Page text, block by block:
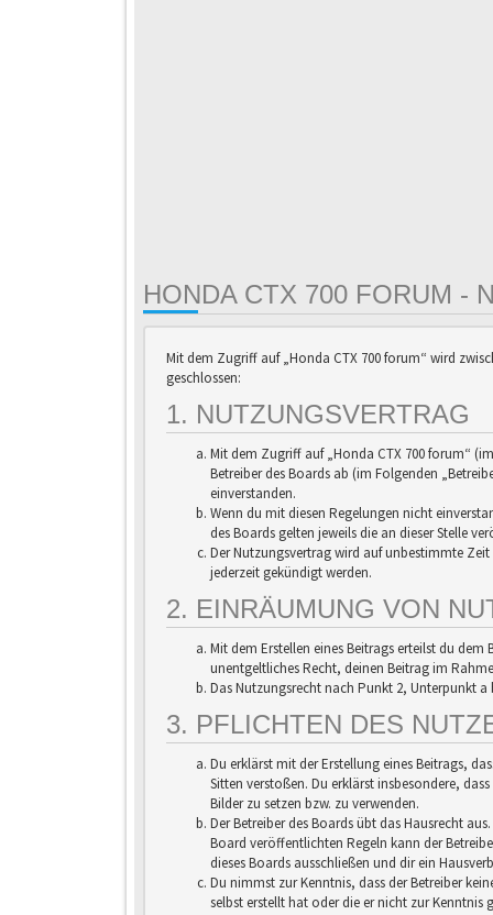
HONDA CTX 700 FORUM -
Mit dem Zugriff auf „Honda CTX 700 forum“ wird
geschlossen:
1. NUTZUNGSVERTRAG
Mit dem Zugriff auf „Honda CTX 700 forum“
Betreiber des Boards ab (im Folgenden
einverstanden.
Wenn du mit diesen Regelungen nicht
des Boards gelten jeweils die an dieser Stelle
Der Nutzungsvertrag wird auf unbestimmte
jederzeit gekündigt werden.
2. EINRÄUMUNG VON
Mit dem Erstellen eines Beitrags erteilst du
unentgeltliches Recht, deinen Beitrag im
Das Nutzungsrecht nach Punkt 2, Unterpunkt
3. PFLICHTEN DES
Du erklärst mit der Erstellung eines Beitrags,
Sitten verstoßen. Du erklärst insbesondere,
Bilder zu setzen bzw. zu verwenden.
Der Betreiber des Boards übt das Hausrecht
Board veröffentlichten Regeln kann der
dieses Boards ausschließen und dir ein
Du nimmst zur Kenntnis, dass der Betreiber
selbst erstellt hat oder die er nicht zur